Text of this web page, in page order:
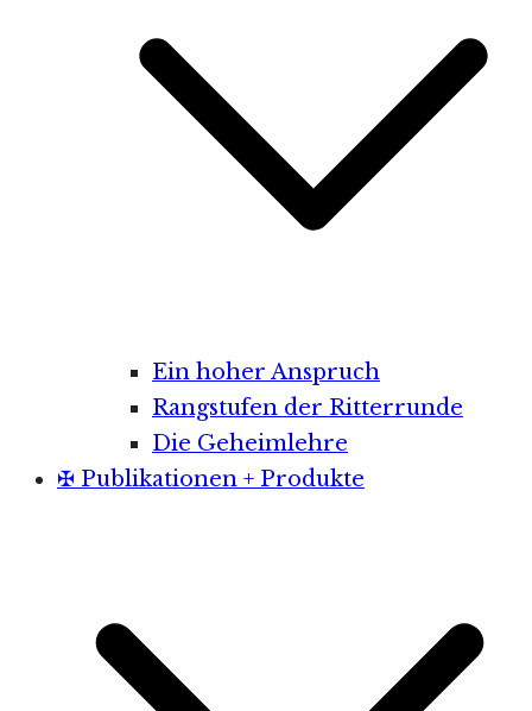
Ein hoher Anspruch
Rangstufen der Ritterrunde
Die Geheimlehre
✠ Publikationen + Produkte